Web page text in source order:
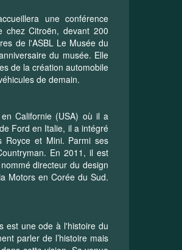
une conférence
chez Citroën, devant 200
de l'ASBL Le Musée du
du musée. Elle
de la création automobile
de demain.
Californie (USA) où il a
Ford en Italie, il a intégré
Royce et Mini. Parmi ses
En 2011, il est
directeur du design
Motors en Corée du Sud.
est une ode à l'histoire du
parler de l’histoire mais